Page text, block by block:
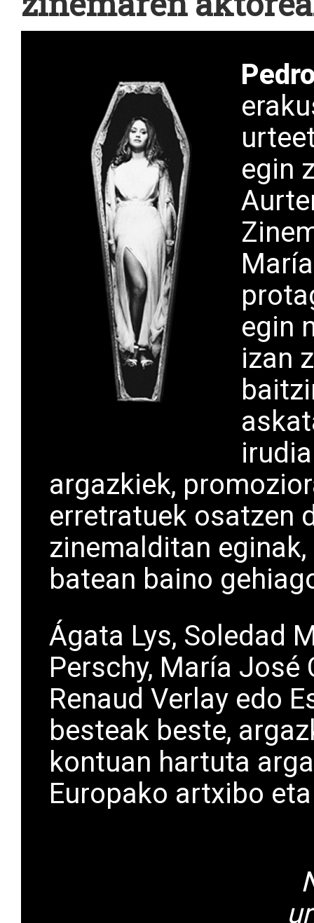
egin
egin
izan
argazkiek,
erretratuek osatzen
zinemalditan
batean baino
Ágata Lys, Soledad
Perschy, María
Renaud Verlay edo
besteak beste,
kontuan hartuta
Europako artxibo